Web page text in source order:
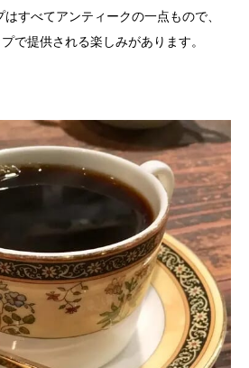
すべてアンティークの一点もので、
で提供される楽しみがあります。